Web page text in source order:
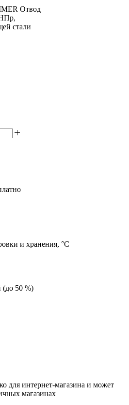
и хранения, °С
(до 50 %)
для интернет-магазина и может
магазинах